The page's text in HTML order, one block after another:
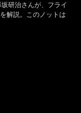
研治さんが、フライ
解説。このノットは